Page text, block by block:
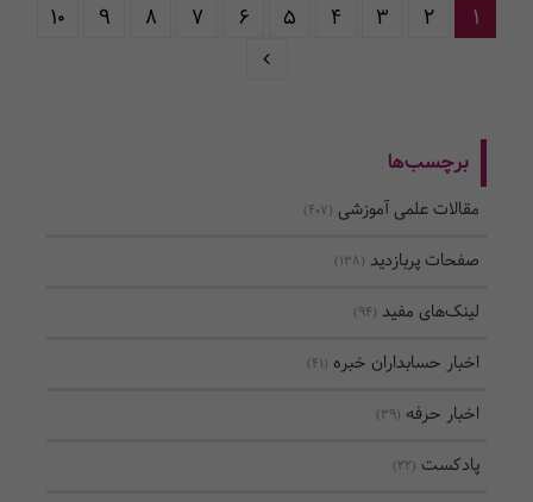
1
2
3
4
5
6
7
8
9
10
برچسب‌ها
مقالات علمی آموزشی (407)
صفحات پربازدید (138)
لینک‌های مفید (94)
اخبار حسابداران خبره (41)
اخبار حرفه (39)
پادکست (22)